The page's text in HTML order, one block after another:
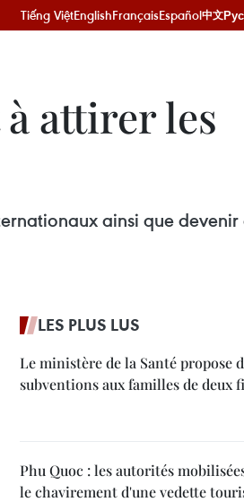
Tiếng ViệtEnglishFrançaisEspañol中文
attirer les
ainsi que devenir
LES PLUS LUS
Le ministère de la Santé propose
subventions aux familles de deux
Phu Quoc : les autorités
le chavirement d'une vedette